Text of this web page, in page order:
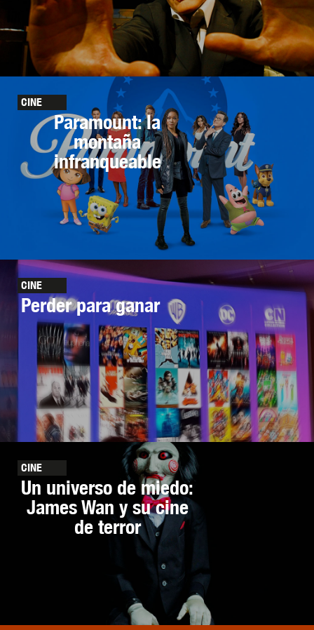
CINE
Paramount: la
montaña
infranqueable
CINE
Perder para ganar
CINE
Un universo de miedo:
James Wan y su cine
de terror